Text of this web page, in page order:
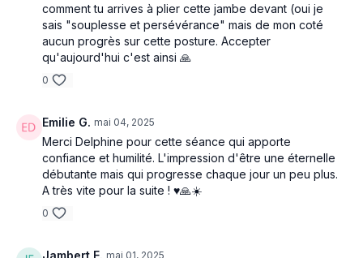
comment tu arrives à plier cette jambe devant (oui je
sais "souplesse et persévérance" mais de mon coté
aucun progrès sur cette posture. Accepter
qu'aujourd'hui c'est ainsi 🙏
0
Emilie G. mai 04, 2025
Merci Delphine pour cette séance qui apporte
confiance et humilité. L'impression d'être une éternelle
débutante mais qui progresse chaque jour un peu plus.
A très vite pour la suite ! ♥️🙏☀️
0
Jambert E. mai 01, 2025